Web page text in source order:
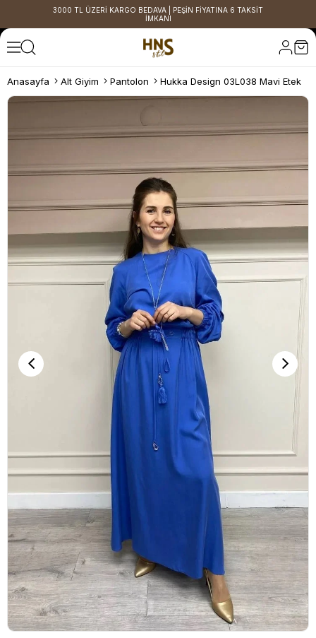
3000 TL ÜZERİ KARGO BEDAVA | PEŞİN FİYATINA 6 TAKSİT
İMKANI
Anasayfa Alt Giyim Pantolon Hukka Design 03L038 Mavi Etek